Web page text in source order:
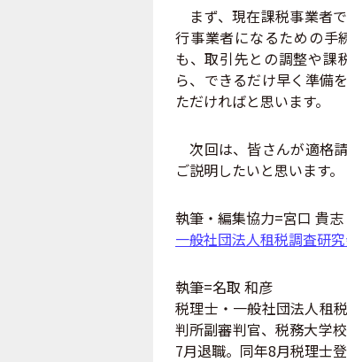
まず、現在課税事業者
行事業者になるための手
も、取引先との調整や課
ら、できるだけ早く準備
ただければと思います。
次回は、皆さんが適格
ご説明したいと思います。
執筆・編集協力=宮口 貴志
一般社団法人租税調査研
執筆=名取 和彦
税理士・一般社団法人租
判所副審判官、税務大学
7月退職。同年8月税理士登